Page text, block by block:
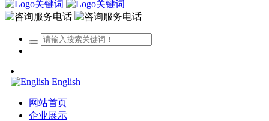
English
网站首页
企业展示